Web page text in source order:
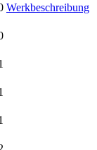
Werkbeschreibung